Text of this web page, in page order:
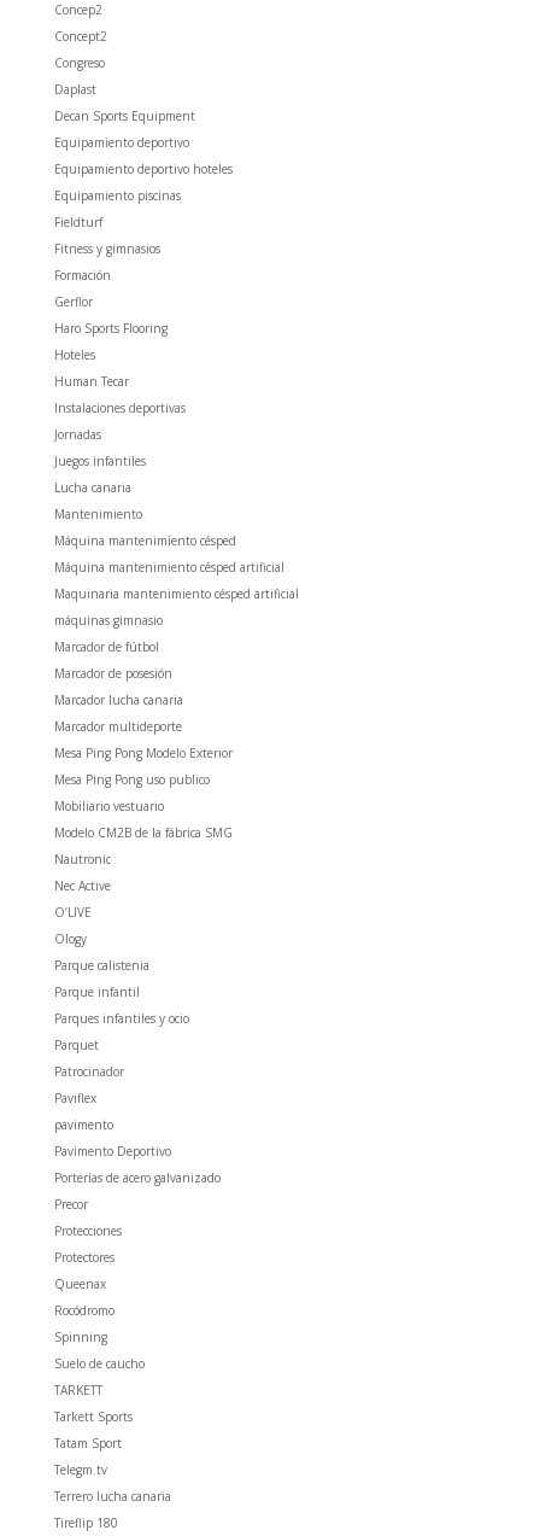
Concep2
Concept2
Congreso
Daplast
Decan Sports Equipment
Equipamiento deportivo
Equipamiento deportivo hoteles
Equipamiento piscinas
Fieldturf
Fitness y gimnasios
Formación
Gerflor
Haro Sports Flooring
Hoteles
Human Tecar
Instalaciones deportivas
Jornadas
Juegos infantiles
Lucha canaria
Mantenimiento
Máquina mantenimiento césped
Máquina mantenimiento césped artificial
Maquinaria mantenimiento césped artificial
máquinas gimnasio
Marcador de fútbol
Marcador de posesión
Marcador lucha canaria
Marcador multideporte
Mesa Ping Pong Modelo Exterior
Mesa Ping Pong uso publico
Mobiliario vestuario
Modelo CM2B de la fábrica SMG
Nautronic
Nec Active
O’LIVE
Ology
Parque calistenia
Parque infantil
Parques infantiles y ocio
Parquet
Patrocinador
Paviflex
pavimento
Pavimento Deportivo
Porterías de acero galvanizado
Precor
Protecciones
Protectores
Queenax
Rocódromo
Spinning
Suelo de caucho
TARKETT
Tarkett Sports
Tatam Sport
Telegm.tv
Terrero lucha canaria
Tireflip 180